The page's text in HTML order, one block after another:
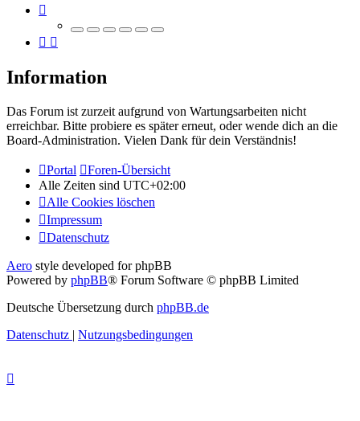
Information
Das Forum ist zurzeit aufgrund von Wartungsarbeiten nicht
erreichbar. Bitte probiere es später erneut, oder wende dich an die
Board-Administration. Vielen Dank für dein Verständnis!
Portal
Foren-Übersicht
Alle Zeiten sind UTC+02:00
Alle Cookies löschen
Impressum
Datenschutz
Aero style developed for phpBB
Powered by phpBB® Forum Software © phpBB Limited
Deutsche Übersetzung durch phpBB.de
Datenschutz | Nutzungsbedingungen